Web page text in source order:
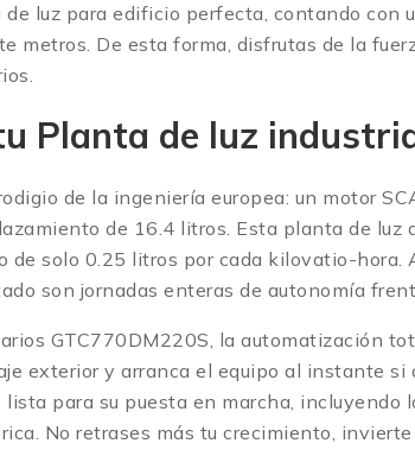
luz para edificio perfecta, contando con
metros. De esta forma, disfrutas de la
Planta de luz
de la ingeniería europea: un motor
de 16.4 litros. Esta planta de luz
de solo 0.25 litros por cada kilovatio-
son jornadas enteras de autonomía
GTC770DM220S, la automatización
exterior y arranca el equipo al instante
para su puesta en marcha, incluyendo
No retrases más tu crecimiento,